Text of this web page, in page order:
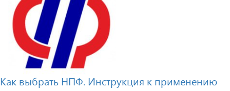
Как выбрать НПФ. Инструкция к применению